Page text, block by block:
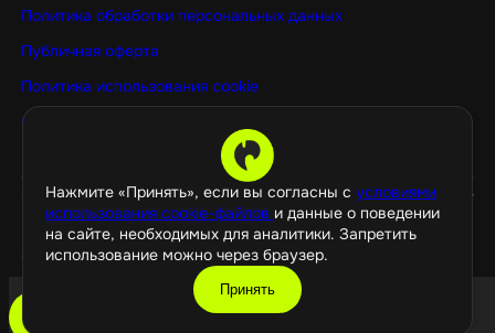
Нажмите «Принять», если вы согласны с условиями
использования cookie-файлов и данные о поведении
на сайте, необходимых для аналитики. Запретить
использование можно через браузер.
Принять
Политика обработки персональных данных
Публичная оферта
Политика использования cookie
Оптовые покупки
©️ 2026 GamePropaganda